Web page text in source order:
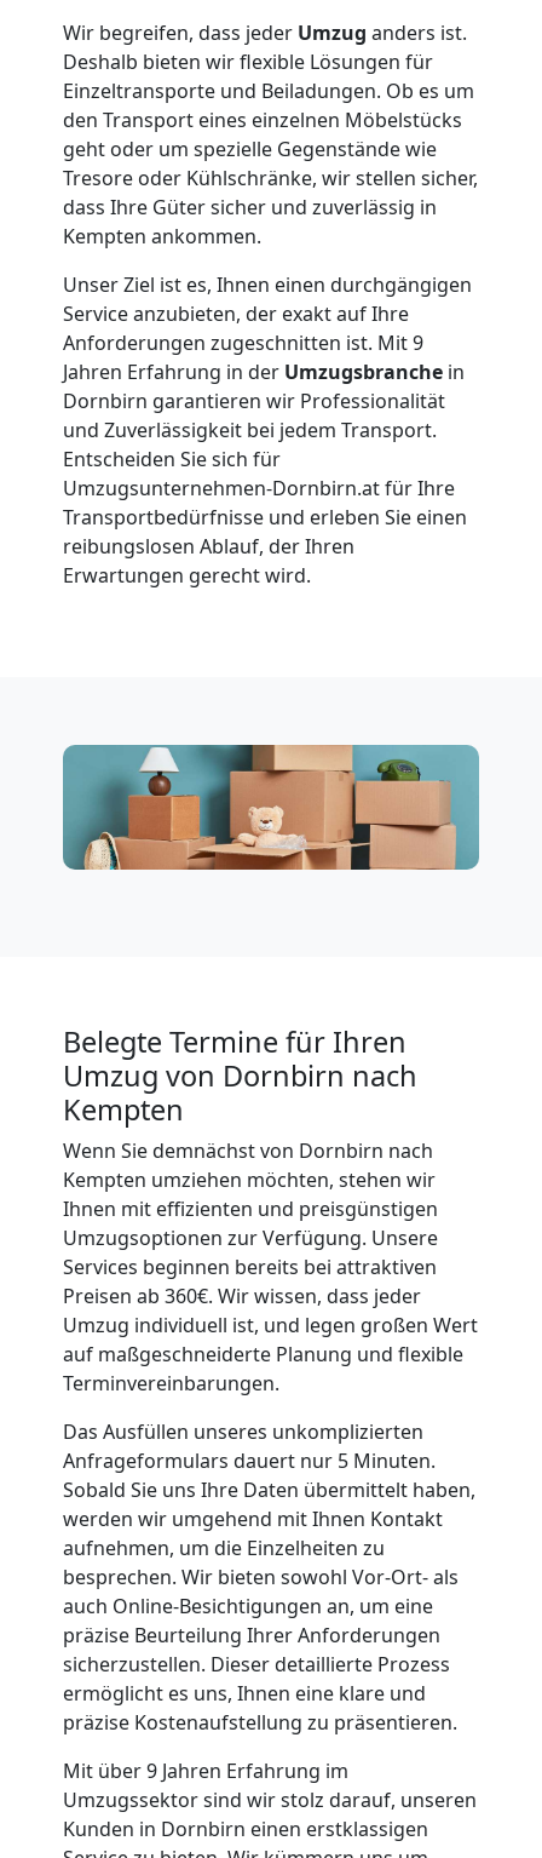
Wir begreifen, dass jeder Umzug anders ist.
Deshalb bieten wir flexible Lösungen für
Einzeltransporte und Beiladungen. Ob es um
den Transport eines einzelnen Möbelstücks
geht oder um spezielle Gegenstände wie
Tresore oder Kühlschränke, wir stellen sicher,
dass Ihre Güter sicher und zuverlässig in
Kempten ankommen.
Unser Ziel ist es, Ihnen einen durchgängigen
Service anzubieten, der exakt auf Ihre
Anforderungen zugeschnitten ist. Mit 9
Jahren Erfahrung in der Umzugsbranche in
Dornbirn garantieren wir Professionalität
und Zuverlässigkeit bei jedem Transport.
Entscheiden Sie sich für
Umzugsunternehmen-Dornbirn.at für Ihre
Transportbedürfnisse und erleben Sie einen
reibungslosen Ablauf, der Ihren
Erwartungen gerecht wird.
Belegte Termine für Ihren
Umzug von Dornbirn nach
Kempten
Wenn Sie demnächst von Dornbirn nach
Kempten umziehen möchten, stehen wir
Ihnen mit effizienten und preisgünstigen
Umzugsoptionen zur Verfügung. Unsere
Services beginnen bereits bei attraktiven
Preisen ab 360€. Wir wissen, dass jeder
Umzug individuell ist, und legen großen Wert
auf maßgeschneiderte Planung und flexible
Terminvereinbarungen.
Das Ausfüllen unseres unkomplizierten
Anfrageformulars dauert nur 5 Minuten.
Sobald Sie uns Ihre Daten übermittelt haben,
werden wir umgehend mit Ihnen Kontakt
aufnehmen, um die Einzelheiten zu
besprechen. Wir bieten sowohl Vor-Ort- als
auch Online-Besichtigungen an, um eine
präzise Beurteilung Ihrer Anforderungen
sicherzustellen. Dieser detaillierte Prozess
ermöglicht es uns, Ihnen eine klare und
präzise Kostenaufstellung zu präsentieren.
Mit über 9 Jahren Erfahrung im
Umzugssektor sind wir stolz darauf, unseren
Kunden in Dornbirn einen erstklassigen
Dornbirn
Qualitäts-
Umzüge
Dornbirn
Vereinsumzug
Dornbirn
Anfrage
Möbeltransport
International
Beiladung
Beiladung
International
Internationaler
Umzug
Nationaler
Umzug